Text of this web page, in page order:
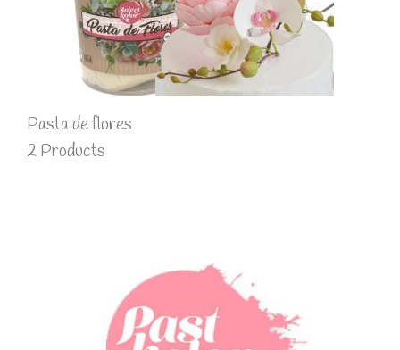
Pasta de flores
2 Products